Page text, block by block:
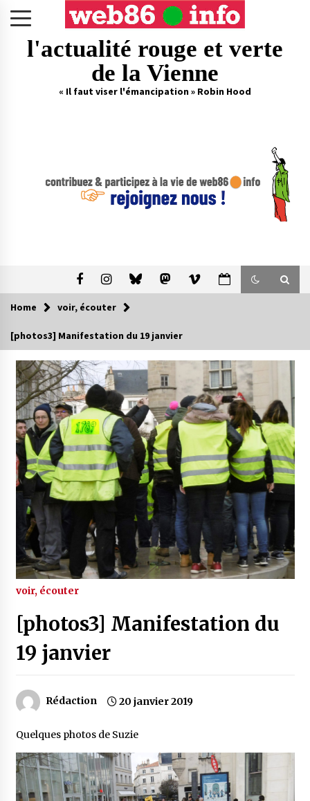
l'actualité rouge et verte
de la Vienne
« Il faut viser l'émancipation » Robin Hood
Home voir, écouter
[photos3] Manifestation du 19 janvier
voir, écouter
[photos3] Manifestation du
19 janvier
Rédaction 20 janvier 2019
Quelques photos de Suzie